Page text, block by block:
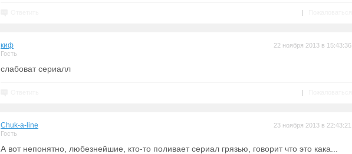
|
киф
Гость
22 ноября 2013 в 15:43:36
слабоват сериалл
|
Chuk-a-line
Гость
23 ноября 2013 в 22:43:21
А вот непонятно, любезнейшие, кто-то поливает сериал грязью, говорит что это кака...